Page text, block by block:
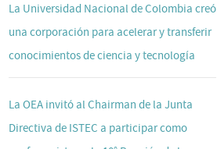
La Universidad Nacional de Colombia creó
una corporación para acelerar y transferir
conocimientos de ciencia y tecnología
La OEA invitó al Chairman de la Junta
Directiva de ISTEC a participar como